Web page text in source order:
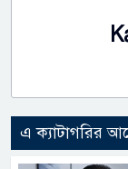
এ ক্যাটাগরির